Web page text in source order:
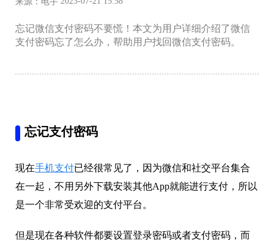
忘记微信支付密码不要慌！本文为用户详细介绍了微信
支付密码忘了怎么办，帮助用户找回微信支付密码。
忘记支付密码
现在手机支付已经很常见了，因为微信和社交平台集合
在一起，不用另外下载安装其他App就能进行支付，所以
是一个非常受欢迎的支付平台。
但是现在各种软件都要设置登录密码或者支付密码，而